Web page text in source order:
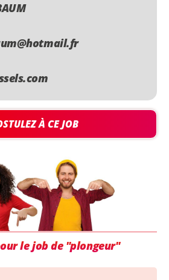
À CE JOB
le job de "plongeur"